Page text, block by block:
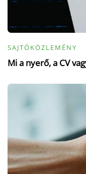
SAJTÓKÖZLEMÉNY
Mi a nyerő, a CV